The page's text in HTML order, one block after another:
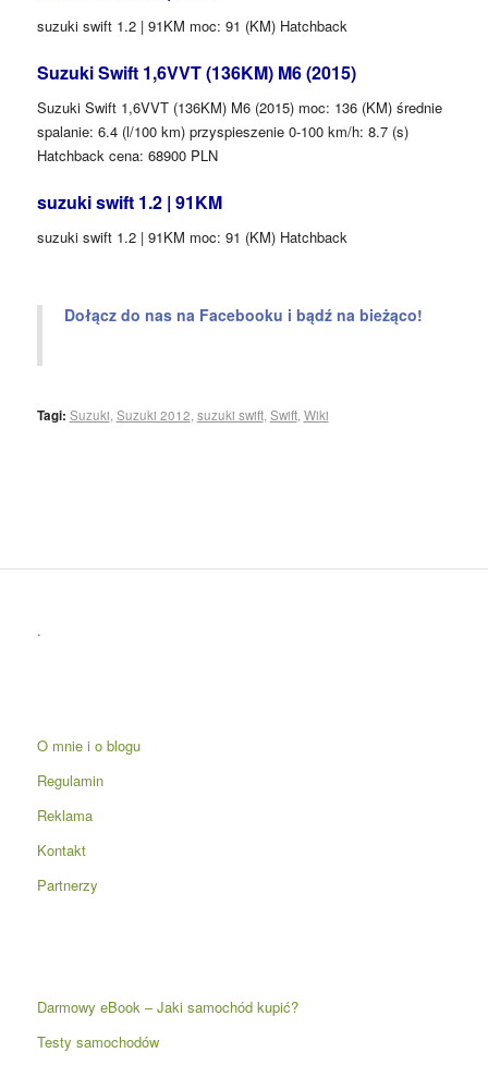
suzuki swift 1.2 | 91KM moc: 91 (KM) Hatchback
Suzuki Swift 1,6VVT (136KM) M6 (2015)
Suzuki Swift 1,6VVT (136KM) M6 (2015) moc: 136 (KM) średnie
spalanie: 6.4 (l/100 km) przyspieszenie 0-100 km/h: 8.7 (s)
Hatchback cena: 68900 PLN
suzuki swift 1.2 | 91KM
suzuki swift 1.2 | 91KM moc: 91 (KM) Hatchback
Dołącz do nas na Facebooku i bądź na bieżąco!
Tagi: Suzuki,Suzuki 2012,suzuki swift,Swift,Wiki
.
O mnie i o blogu
Regulamin
Reklama
Kontakt
Partnerzy
Darmowy eBook – Jaki samochód kupić?
Testy samochodów